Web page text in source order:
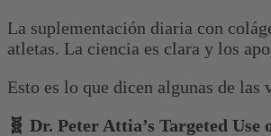
La suplementación diaria con
atletas. La ciencia es clara y los
Esto es lo que dicen algunas de
🧬 Dr. Peter Attia’s Targeted